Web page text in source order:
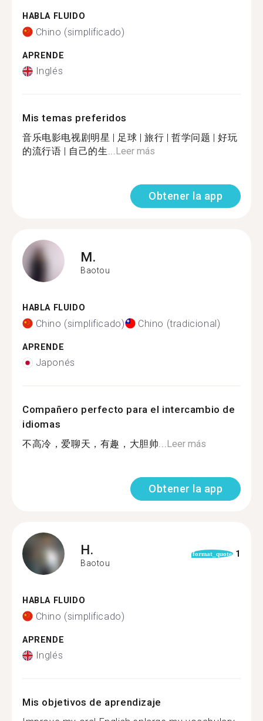
HABLA FLUIDO
Chino (simplificado)
APRENDE
Inglés
Mis temas preferidos
音乐电影电视剧明星 | 足球 | 旅行 | 哲学问题 | 好玩
的流行语 | 自己的生...Leer más
Obtener la app
M.
Baotou
HABLA FLUIDO
Chino (simplificado) Chino (tradicional)
APRENDE
Japonés
Compañero perfecto para el intercambio de
idiomas
不高冷，爱聊天，有趣，大胆帅...Leer más
Obtener la app
H.
Baotou
format_quote 1
HABLA FLUIDO
Chino (simplificado)
APRENDE
Inglés
Mis objetivos de aprendizaje